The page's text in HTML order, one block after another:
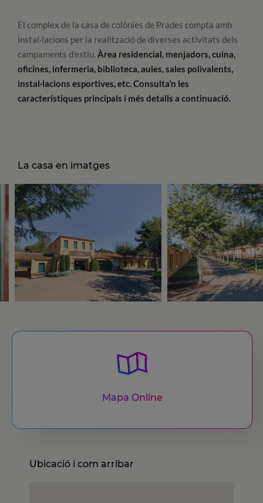
El complex de la casa de colònies de Prades compta amb
instal·lacions per la realització de diverses activitats dels
campaments d'estiu.Àrea residencial, menjadors, cuina,
oficines, infermeria, biblioteca, aules, sales polivalents,
instal·lacions esportives, etc. Consulta’n les
característiques principals i més detalls a continuació.
La casa en imatges
Mapa Online
Ubicació i com arribar